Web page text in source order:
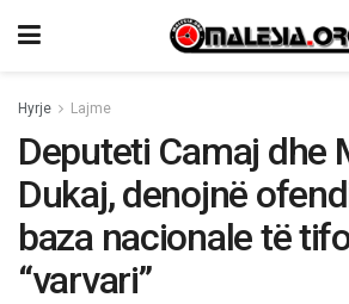
Hyrje Lajme
Deputeti Camaj dhe
Dukaj, denojnë
baza nacionale të
“varvari”